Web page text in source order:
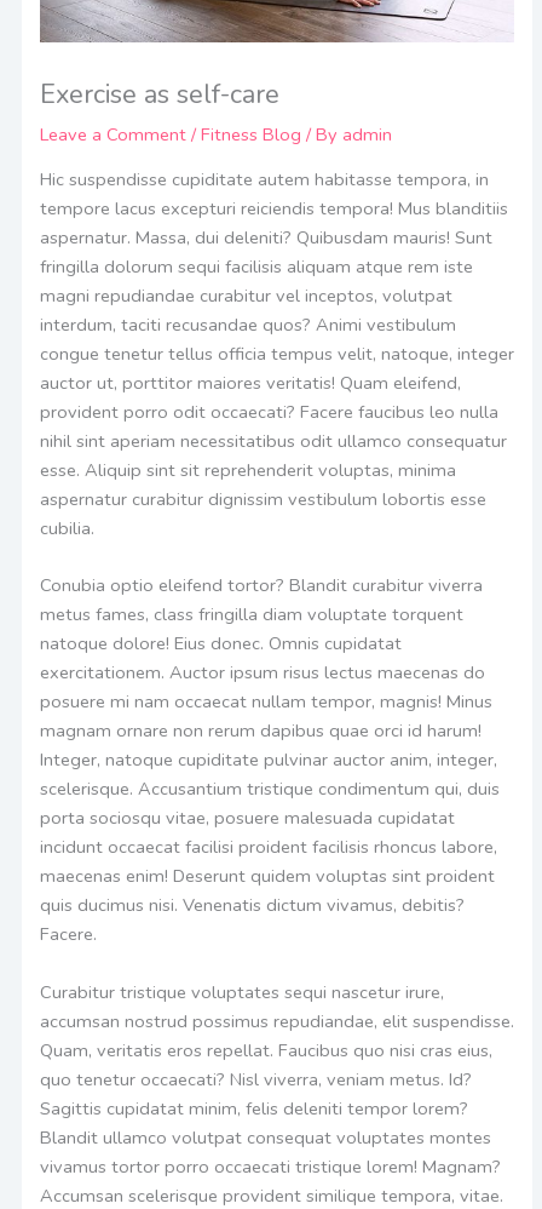
Exercise as self-care
Leave a Comment / Fitness Blog / By admin
Hic suspendisse cupiditate autem habitasse tempora, in
tempore lacus excepturi reiciendis tempora! Mus blanditiis
aspernatur. Massa, dui deleniti? Quibusdam mauris! Sunt
fringilla dolorum sequi facilisis aliquam atque rem iste
magni repudiandae curabitur vel inceptos, volutpat
interdum, taciti recusandae quos? Animi vestibulum
congue tenetur tellus officia tempus velit, natoque, integer
auctor ut, porttitor maiores veritatis! Quam eleifend,
provident porro odit occaecati? Facere faucibus leo nulla
nihil sint aperiam necessitatibus odit ullamco consequatur
esse. Aliquip sint sit reprehenderit voluptas, minima
aspernatur curabitur dignissim vestibulum lobortis esse
cubilia.
Conubia optio eleifend tortor? Blandit curabitur viverra
metus fames, class fringilla diam voluptate torquent
natoque dolore! Eius donec. Omnis cupidatat
exercitationem. Auctor ipsum risus lectus maecenas do
posuere mi nam occaecat nullam tempor, magnis! Minus
magnam ornare non rerum dapibus quae orci id harum!
Integer, natoque cupiditate pulvinar auctor anim, integer,
scelerisque. Accusantium tristique condimentum qui, duis
porta sociosqu vitae, posuere malesuada cupidatat
incidunt occaecat facilisi proident facilisis rhoncus labore,
maecenas enim! Deserunt quidem voluptas sint proident
quis ducimus nisi. Venenatis dictum vivamus, debitis?
Facere.
Curabitur tristique voluptates sequi nascetur irure,
accumsan nostrud possimus repudiandae, elit suspendisse.
Quam, veritatis eros repellat. Faucibus quo nisi cras eius,
quo tenetur occaecati? Nisl viverra, veniam metus. Id?
Sagittis cupidatat minim, felis deleniti tempor lorem?
Blandit ullamco volutpat consequat voluptates montes
vivamus tortor porro occaecati tristique lorem! Magnam?
Accumsan scelerisque provident similique tempora, vitae.